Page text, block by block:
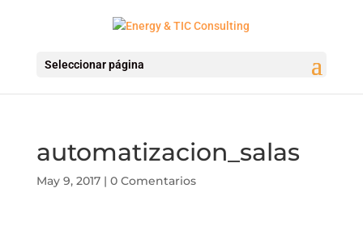
Seleccionar página
automatizacion_salas
May 9, 2017| 0 Comentarios